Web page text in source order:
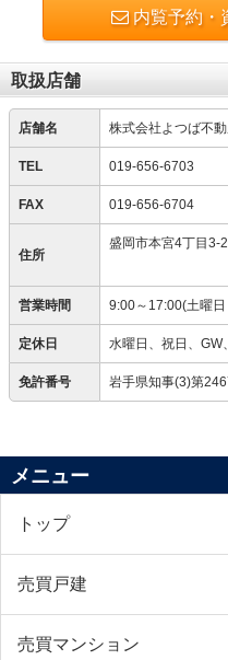
内覧予約・
取扱店舗
店舗名 株式会社よつば不
TEL 019-656-6703
FAX 019-656-6704
住所
盛岡市本宮4丁目3-
営業時間 9:00～17:00(土曜
定休日 水曜日、祝日、GW
免許番号 岩手県知事(3)第
メニュー
トップ
売買戸建
売買マンション